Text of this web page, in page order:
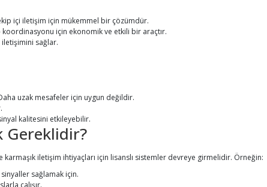
içi iletişim için mükemmel bir çözümdür.
için ekonomik ve etkili bir araçtır.
sağlar.
uzak mesafeler için uygun değildir.
kalitesini etkileyebilir.
Gereklidir?
iletişim ihtiyaçları için lisanslı sistemler devreye girmelidir. Örneğin:
sağlamak için.
çalışır.